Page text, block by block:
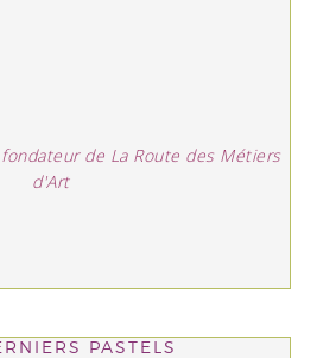
de La Route des Métiers
d'Art
PASTELS